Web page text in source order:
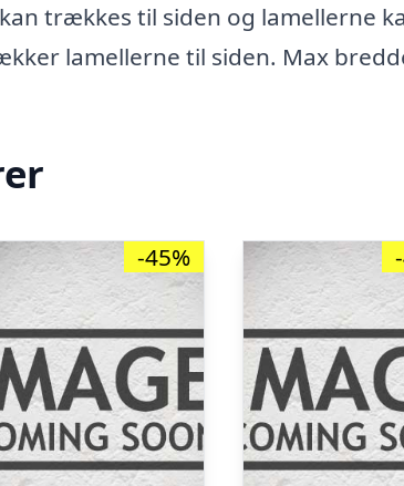
trækkes til siden og lamellerne
lamellerne til siden. Max
-45%